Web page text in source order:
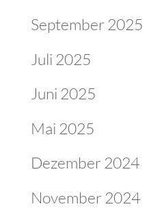
September 2025
Juli 2025
Juni 2025
Mai 2025
Dezember 2024
November 2024